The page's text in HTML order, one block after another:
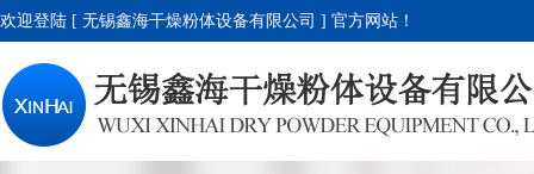
欢迎登陆 [ 无锡鑫海干燥粉体设备有限公司 ] 官方网站！